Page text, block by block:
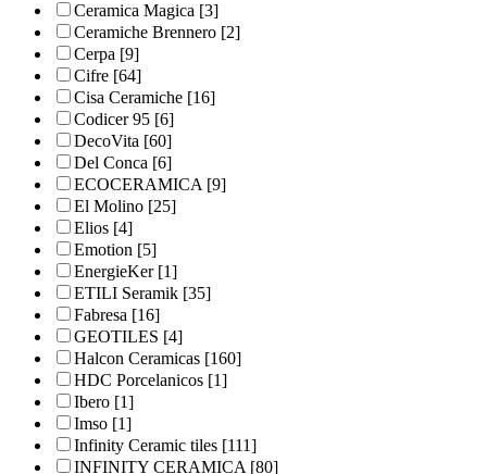
Ceramica Magica [3]
Ceramiche Brennero [2]
Cerpa [9]
Cifre [64]
Cisa Ceramiche [16]
Codicer 95 [6]
DecoVita [60]
Del Conca [6]
ECOCERAMICA[9]
El Molino [25]
Elios [4]
Emotion [5]
EnergieKer[1]
ETILI Seramik [35]
Fabresa [16]
GEOTILES [4]
Halcon Ceramicas [160]
HDC Porcelanicos [1]
Ibero [1]
Imso [1]
Infinity Ceramic tiles [111]
INFINITY CERAMICA[80]